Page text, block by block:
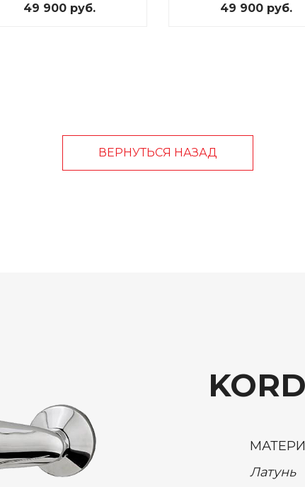
49 900 руб. 49 900 руб.
ВЕРНУТЬСЯ НАЗАД
Латунь